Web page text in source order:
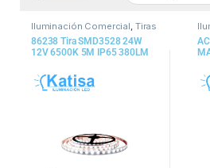
Iluminación Comercial, Tiras
y Mangueras
86238 Tira SMD3528 24W
12V 6500K 5M IP65 380LM
y